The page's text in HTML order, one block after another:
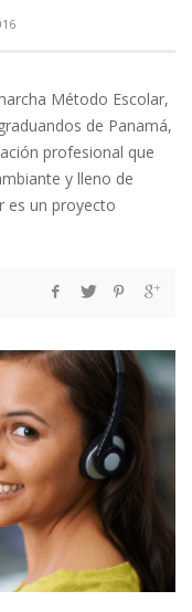
Método Escolar,
de Panamá,
profesional que
y lleno de
es un proyecto